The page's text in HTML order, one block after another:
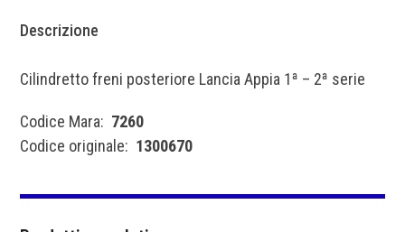
Descrizione
Cilindretto freni posteriore Lancia Appia 1ª – 2ª serie
Codice Mara: 7260
Codice originale: 1300670